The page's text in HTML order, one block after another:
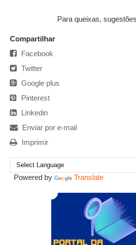
Para queixas,
Compartilhar
Facebook
Twitter
Google plus
Pinterest
Linkedin
Enviar por e-mail
Imprimir
Powered by Translate